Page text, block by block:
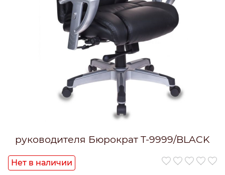
руководителя Бюрократ T-9999/BLACK
Нет в наличии